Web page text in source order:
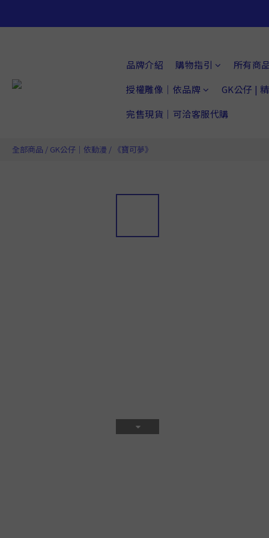
品牌介紹 購物指引
所有商
授權雕像｜依品牌
GK公仔 |
完售現貨｜可洽客服代購
全部商品 / GK公仔｜依動漫 / 《寶可夢》